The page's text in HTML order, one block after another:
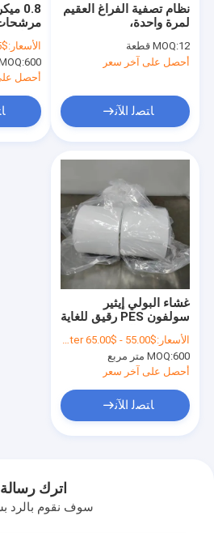
مرشحات
العقمة
الأسعار:$45 - $60 per square meter
600 متر مربع
أحصل
نظام تصفية الفراغ العقيم
لمرة واحدة،
0.22μm/كوب تصفية/
مرفق/زجاجة/GL45 عنق
MOQ:12 قطعة
أحصل على آخر سعر
ﺎﺘﺼﻟ ﺍﻶﻧ
غشاء البولي إيثير
سولفون PES رقيق للغاية
مع تدفق عالي للفلاتر
الطبية
الأسعار:$55.00 - $65.00 per square meter
MOQ:600 متر مربع
أحصل على آخر سعر
ﺎﺘﺼﻟ ﺍﻶﻧ
اترك رسالة
سوف نقوم بالرد